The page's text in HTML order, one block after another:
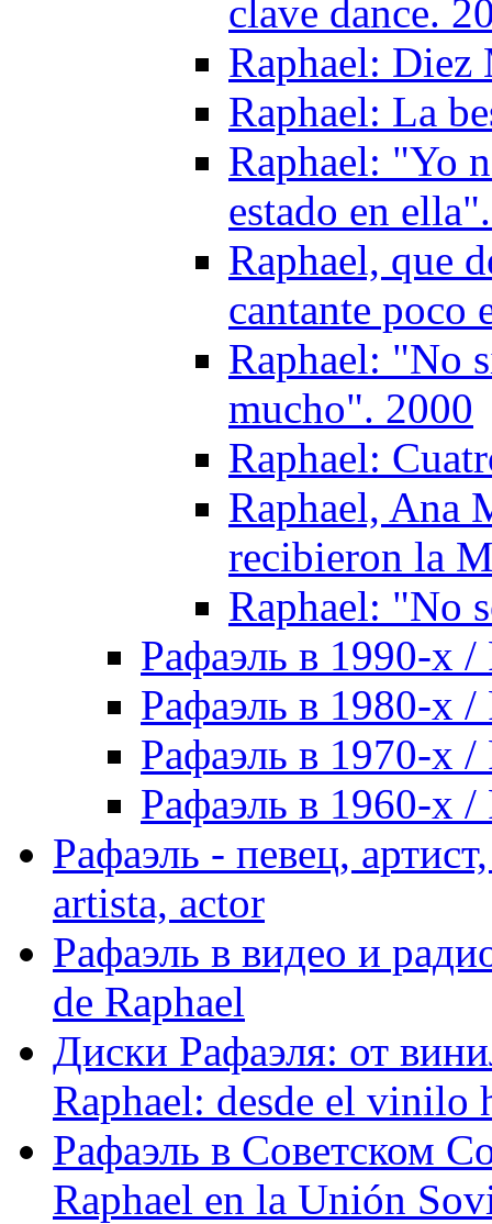
clave dance.
Raphael:
Raphael: La
Raphael: "Yo
estado en
Raphael, que
cantante poco
Raphael: "No
mucho". 2000
Raphael:
Raphael, Ana
recibieron la
Raphael: "No
Рафаэль в 1990-х /
Рафаэль в 1980-х /
Рафаэль в 1970-х /
Рафаэль в 1960-х /
Рафаэль - певец,
artista, actor
Рафаэль в видео и
de Raphael
Диски Рафаэля: от
Raphael: desde el vinilo
Рафаэль в Советском
Raphael en la Unión